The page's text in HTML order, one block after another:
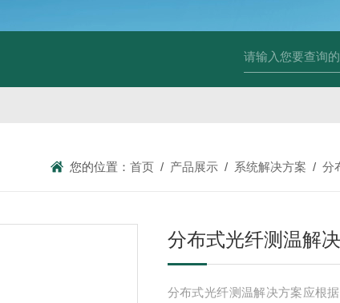
您的位置：首页 / 产品展示 / 系统解决方案 /分
分布式光纤测温解
分布式光纤测温解决方案应根